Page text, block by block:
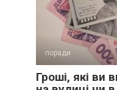
поради
Гроші, які ви